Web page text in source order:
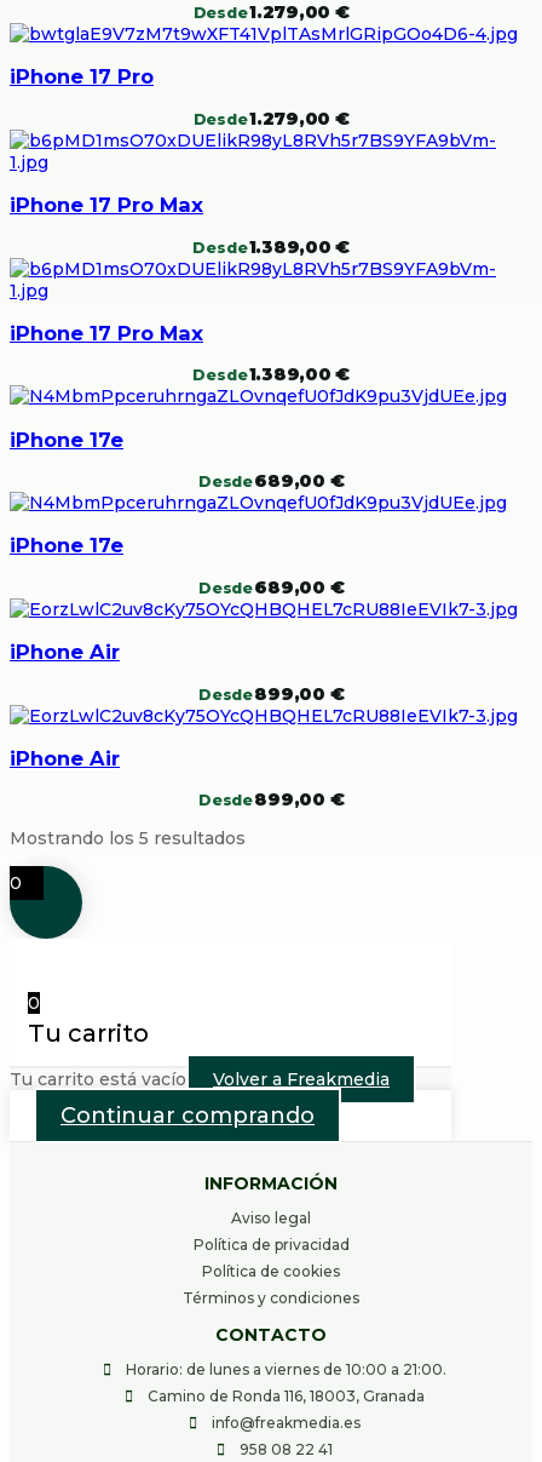
Desde1.279,00 €
iPhone 17 Pro
Desde1.279,00 €
iPhone 17 Pro Max
Desde1.389,00€
iPhone 17 Pro Max
Desde1.389,00€
iPhone 17e
Desde689,00 €
iPhone 17e
Desde689,00 €
iPhone Air
Desde899,00 €
iPhone Air
Desde899,00 €
Mostrando los 5 resultados
0
0
Tu carrito
Tu carrito está vacío Volver a Freakmedia
Continuar comprando
INFORMACIÓN
Aviso legal
Política de privacidad
Política de cookies
Términos y condiciones
CONTACTO
Horario: de lunes a viernes de 10:00 a 21:00.
Camino de Ronda 116, 18003, Granada
info@freakmedia.es
958 08 22 41